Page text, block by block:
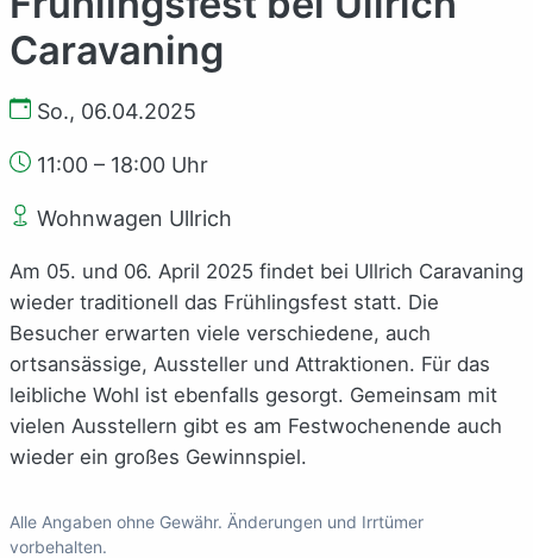
Caravaning
So., 06.04.2025
11:00 – 18:00 Uhr
Wohnwagen Ullrich
Am 05. und 06. April 2025 findet bei Ullrich Caravaning
wieder traditionell das Frühlingsfest statt. Die
Besucher erwarten viele verschiedene, auch
ortsansässige, Aussteller und Attraktionen. Für das
leibliche Wohl ist ebenfalls gesorgt. Gemeinsam mit
vielen Ausstellern gibt es am Festwochenende auch
wieder ein großes Gewinnspiel.
Alle Angaben ohne Gewähr. Änderungen und Irrtümer
vorbehalten.